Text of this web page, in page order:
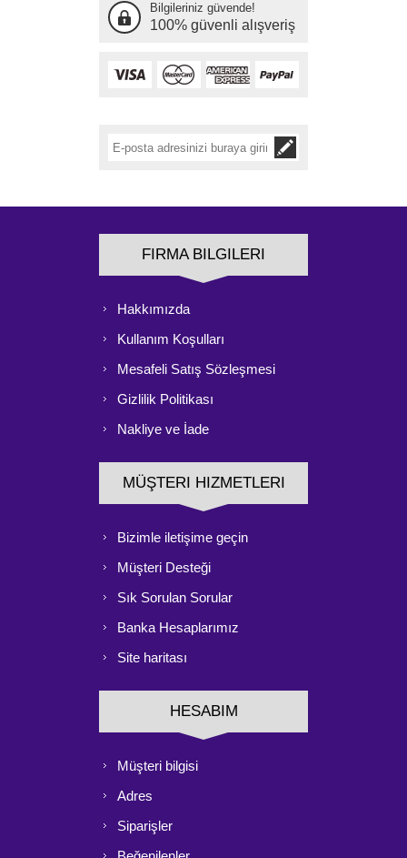
Bilgileriniz güvende!
100% güvenli alışveriş
FIRMA BILGILERI
Hakkımızda
Kullanım Koşulları
Mesafeli Satış Sözleşmesi
Gizlilik Politikası
Nakliye ve İade
MÜŞTERI HIZMETLERI
Bizimle iletişime geçin
Müşteri Desteği
Sık Sorulan Sorular
Banka Hesaplarımız
Site haritası
HESABIM
Müşteri bilgisi
Adres
Siparişler